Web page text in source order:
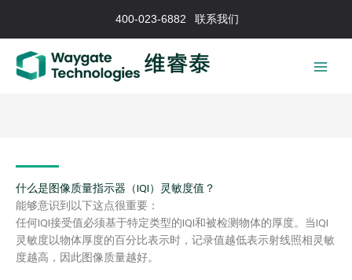
内
400-023-6882 联系我们
什么是图像质量指示器（IQI）灵敏度值？
能够意识到以下这点很重要：
任何IQI接受值必须基于特定类型的IQI和被检测物体的厚度。当IQI
灵敏度以物体厚度的百分比表示时，记录值越低表示射线照相灵敏
度越高，因此图像质量越好。